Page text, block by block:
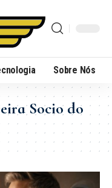
Sobre Nós
Socio do